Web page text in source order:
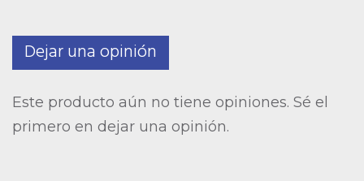
Dejar una opinión
Este producto aún no tiene opiniones. Sé el
primero en dejar una opinión.